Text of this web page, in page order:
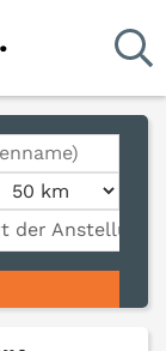
der Anstellung